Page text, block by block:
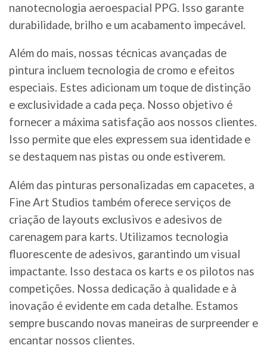
nanotecnologia aeroespacial PPG. Isso garante
durabilidade, brilho e um acabamento impecável.
Além do mais, nossas técnicas avançadas de
pintura incluem tecnologia de cromo e efeitos
especiais. Estes adicionam um toque de distinção
e exclusividade a cada peça. Nosso objetivo é
fornecer a máxima satisfação aos nossos clientes.
Isso permite que eles expressem sua identidade e
se destaquem nas pistas ou onde estiverem.
Além das pinturas personalizadas em capacetes, a
Fine Art Studios também oferece serviços de
criação de layouts exclusivos e adesivos de
carenagem para karts. Utilizamos tecnologia
fluorescente de adesivos, garantindo um visual
impactante. Isso destaca os karts e os pilotos nas
competições. Nossa dedicação à qualidade e à
inovação é evidente em cada detalhe. Estamos
sempre buscando novas maneiras de surpreender e
encantar nossos clientes.